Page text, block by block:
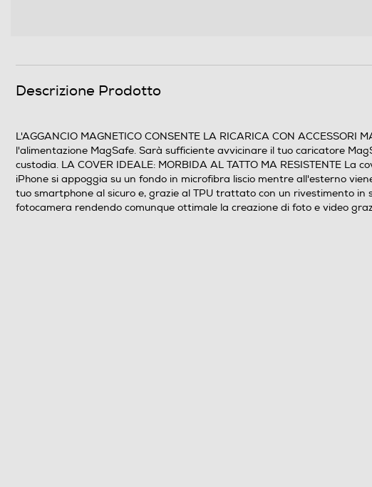
Descrizione Prodotto
L'AGGANCIO MAGNETICO CONSENTE LA RICARICA CON
l'alimentazione MagSafe. Sarà sufficiente avvicinare il tuo caricatore
custodia. LA COVER IDEALE: MORBIDA AL TATTO MA RESISTENTE
iPhone si appoggia su un fondo in microfibra liscio mentre all'esterno
tuo smartphone al sicuro e, grazie al TPU trattato con un rivestimento in
fotocamera rendendo comunque ottimale la creazione di foto e video